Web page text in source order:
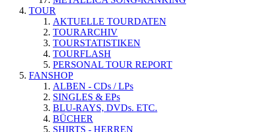
TOUR
AKTUELLE TOURDATEN
TOURARCHIV
TOURSTATISTIKEN
TOURFLASH
PERSONAL TOUR REPORT
FANSHOP
ALBEN - CDs / LPs
SINGLES & EPs
BLU-RAYS, DVDs. ETC.
BÜCHER
SHIRTS - HERREN